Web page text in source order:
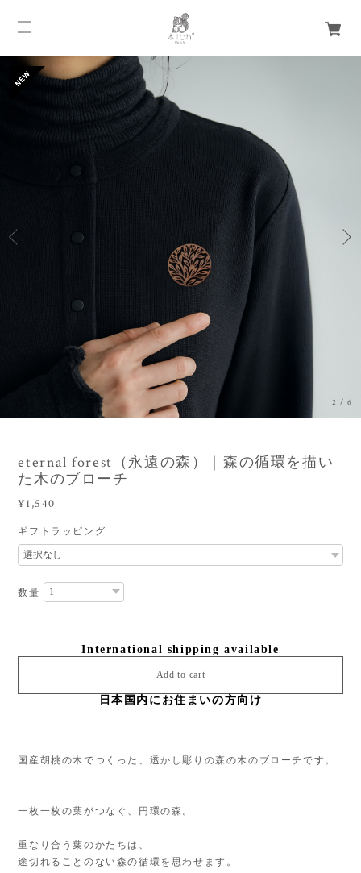
3 /6
eternal forest（永遠の森）｜森の循環を描い
た木のブローチ
¥1,540
ギフトラッピング
数量
International shipping available
Add to cart
日本国内にお住まいの方向け
国産胡桃の木でつくった、透かし彫りの森の木のブローチです。
一枚一枚の葉がつなぐ、円環の森。
重なり合う葉のかたちは、
途切れることのない森の循環を思わせます。